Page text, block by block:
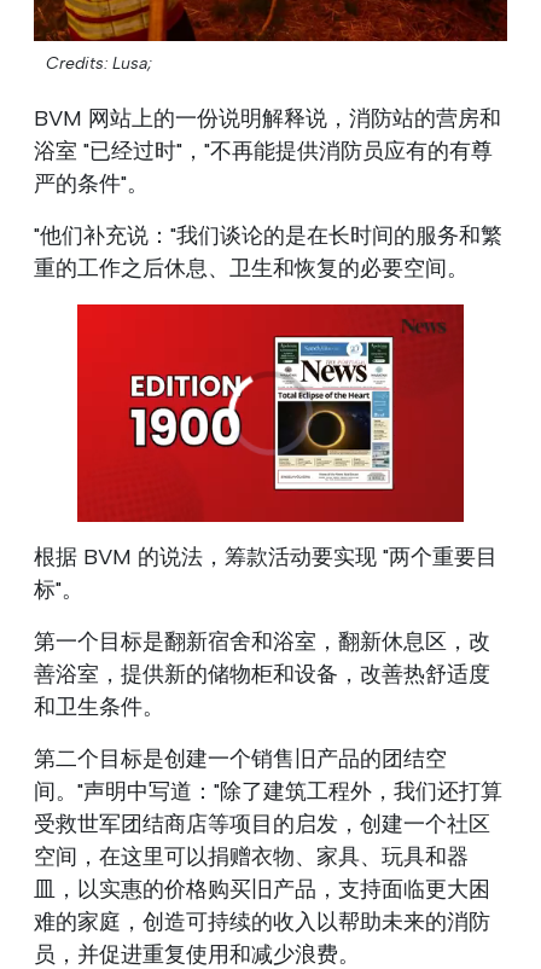
Credits: Lusa;
BVM 网站上的一份说明解释说，消防站的营房和
浴室 "已经过时"，"不再能提供消防员应有的有尊
严的条件"。
"他们补充说："我们谈论的是在长时间的服务和繁
重的工作之后休息、卫生和恢复的必要空间。
根据 BVM 的说法，筹款活动要实现 "两个重要目
标"。
第一个目标是翻新宿舍和浴室，翻新休息区，改
善浴室，提供新的储物柜和设备，改善热舒适度
和卫生条件。
第二个目标是创建一个销售旧产品的团结空
间。"声明中写道："除了建筑工程外，我们还打算
受救世军团结商店等项目的启发，创建一个社区
空间，在这里可以捐赠衣物、家具、玩具和器
皿，以实惠的价格购买旧产品，支持面临更大困
难的家庭，创造可持续的收入以帮助未来的消防
员，并促进重复使用和减少浪费。